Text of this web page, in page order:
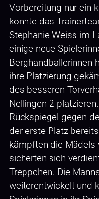
Vorbereitung nur ein
konnte das
Stephanie Weiss im
einige neue
Berghandballerinnen
ihre Platzierung
des besseren
Nellingen 2
Rückspiegel gegen
der erste Platz
kämpften die Mädels
sicherten sich
Treppchen. Die
weiterentwickelt und